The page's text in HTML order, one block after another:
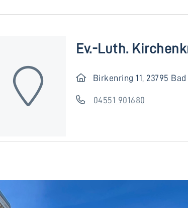
Ev.-Luth.
Birkenring 11, 23795
04551 901680